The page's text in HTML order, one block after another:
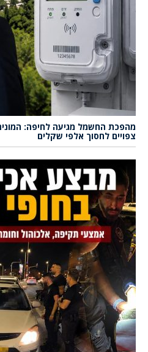
מהפכת החשמל מגיעה לחיפה:
צפויים לחסוך אלפי שקלים